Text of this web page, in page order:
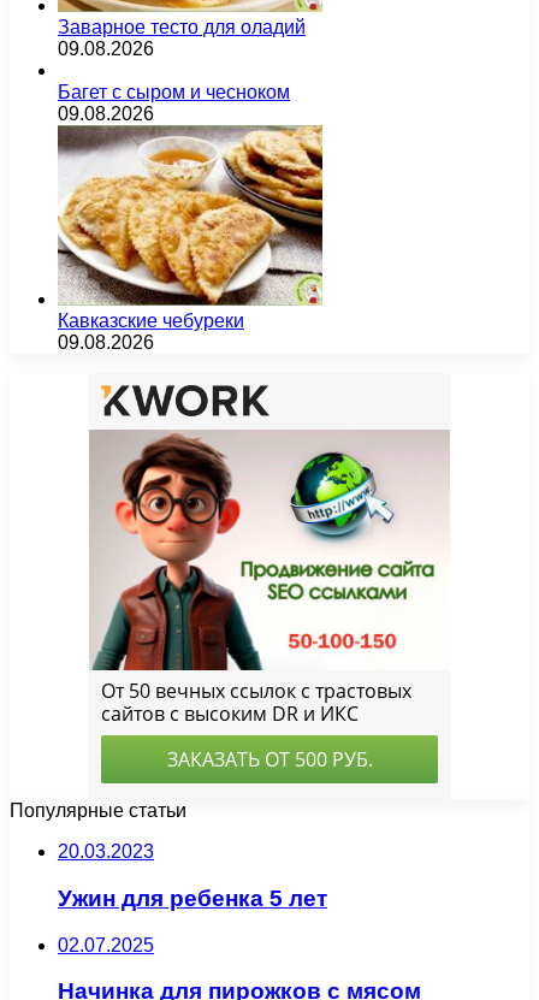
Заварное тесто для оладий
09.08.2026
Багет с сыром и чесноком
09.08.2026
Кавказские чебуреки
09.08.2026
Популярные статьи
20.03.2023
Ужин для ребенка 5 лет
02.07.2025
Начинка для пирожков с мясом